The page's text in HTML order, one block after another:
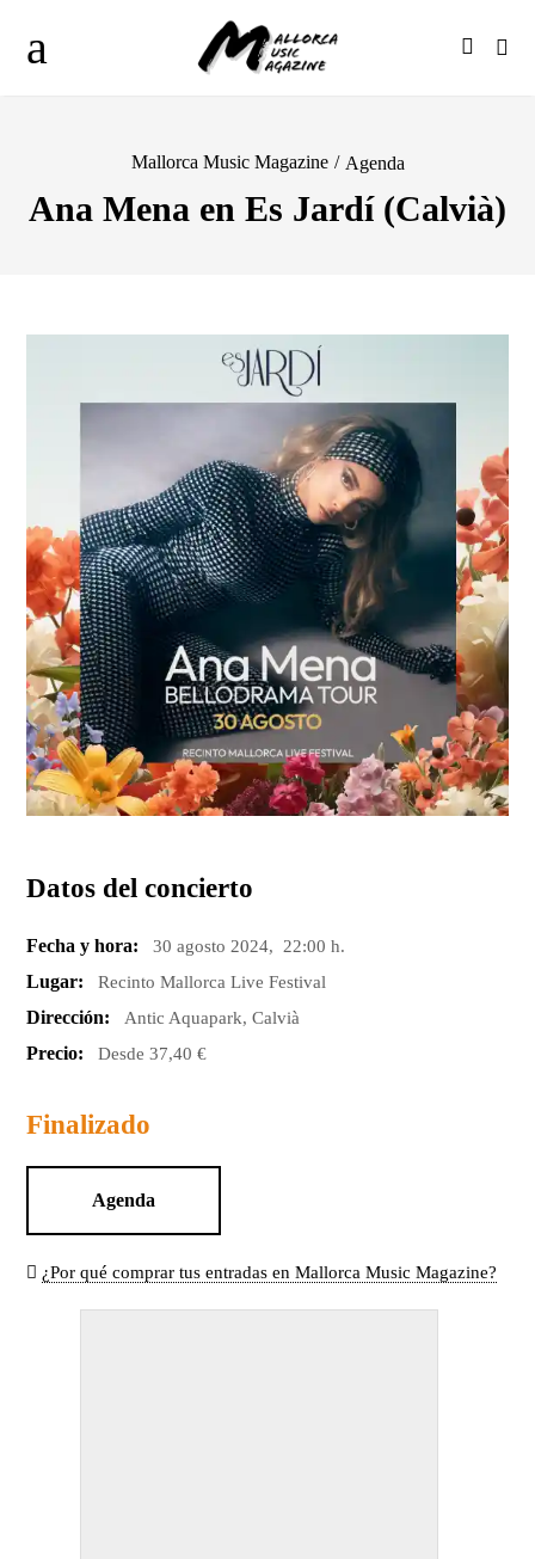
Mallorca Music Magazine / Agenda
Ana Mena en Es Jardí (Calvià)
Datos del concierto
Fecha y hora: 30 agosto 2024, 22:00 h.
Lugar: Recinto Mallorca Live Festival
Dirección: Antic Aquapark, Calvià
Precio: Desde 37,40 €
Finalizado
Agenda
¿Por qué comprar tus entradas en Mallorca Music Magazine?